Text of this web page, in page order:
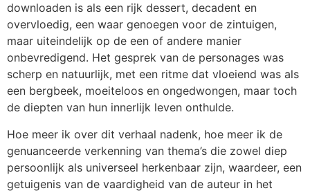
downloaden is als een rijk dessert, decadent en
overvloedig, een waar genoegen voor de zintuigen,
maar uiteindelijk op de een of andere manier
onbevredigend. Het gesprek van de personages was
scherp en natuurlijk, met een ritme dat vloeiend was als
een bergbeek, moeiteloos en ongedwongen, maar toch
de diepten van hun innerlijk leven onthulde.
Hoe meer ik over dit verhaal nadenk, hoe meer ik de
genuanceerde verkenning van thema’s die zowel diep
persoonlijk als universeel herkenbaar zijn, waardeer, een
getuigenis van de vaardigheid van de auteur in het